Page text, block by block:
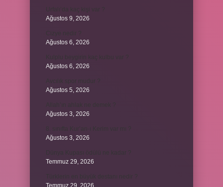
Ağustos 9, 2026
Ağustos 6, 2026
Ağustos 6, 2026
Ağustos 5, 2026
Ağustos 3, 2026
Ağustos 3, 2026
Temmuz 29, 2026
Temmuz 29, 2026